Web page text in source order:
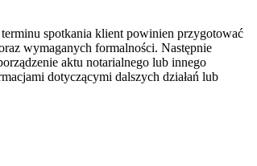
spotkania klient powinien przygotować
wymaganych formalności. Następnie
aktu notarialnego lub innego
dotyczącymi dalszych działań lub